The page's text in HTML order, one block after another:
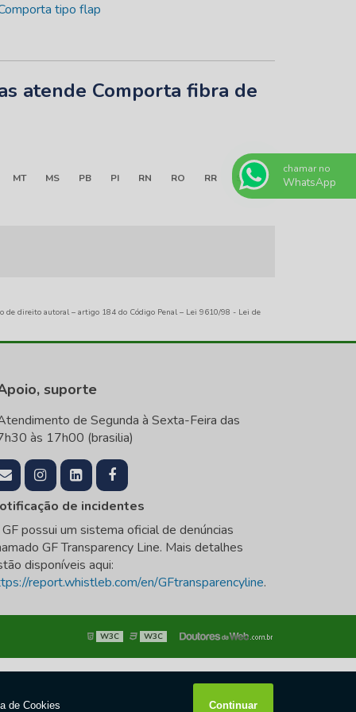
atende Comporta fibra de
MT MS PB PI RN RO RR SE
de direito autoral – artigo 184 do Código Penal – Lei 9610/98 - Lei de
suporte
de Segunda à Sexta-Feira das
às 17h00 (brasilia)
de incidentes
possui um sistema oficial de denúncias
GF Transparency Line. Mais detalhes
disponíveis aqui:
report.whistleb.com/en/GFtransparencyline.
W3C W3C
chamar no
WhatsApp